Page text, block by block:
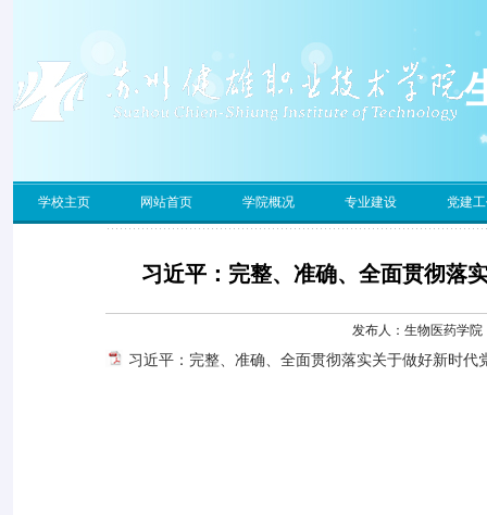
学校主页 网站首页 学院概况 专业建设 党建
习近平：完整、准确、全面贯彻落
发布人：生物医药学
习近平：完整、准确、全面贯彻落实关于做好新时